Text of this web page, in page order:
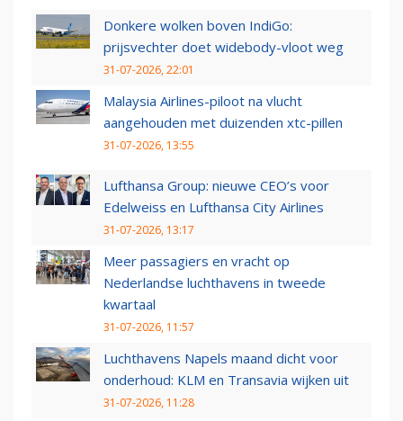
Donkere wolken boven IndiGo:
prijsvechter doet widebody-vloot weg
31-07-2026, 22:01
Malaysia Airlines-piloot na vlucht
aangehouden met duizenden xtc-pillen
31-07-2026, 13:55
Lufthansa Group: nieuwe CEO’s voor
Edelweiss en Lufthansa City Airlines
31-07-2026, 13:17
Meer passagiers en vracht op
Nederlandse luchthavens in tweede
kwartaal
31-07-2026, 11:57
Luchthavens Napels maand dicht voor
onderhoud: KLM en Transavia wijken uit
31-07-2026, 11:28